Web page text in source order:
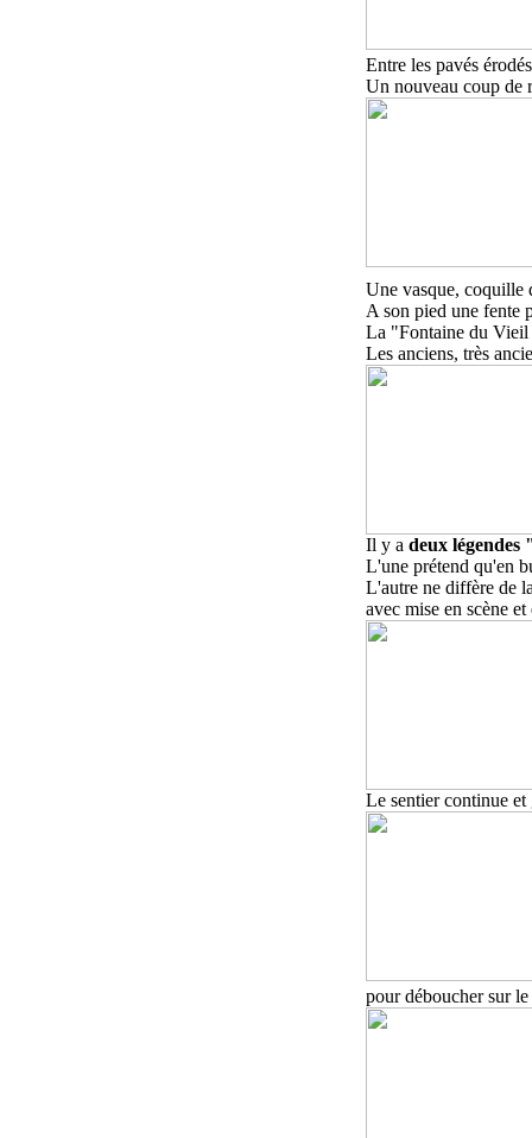
Entre les pavés
Un nouveau coup de
Une vasque, coquille
A son pied une fente
La "Fontaine du Vieil
Les anciens, très
Il y a deux
L'une prétend qu'en
L'autre ne diffère de
avec mise en scène
Le sentier continue et
pour déboucher sur